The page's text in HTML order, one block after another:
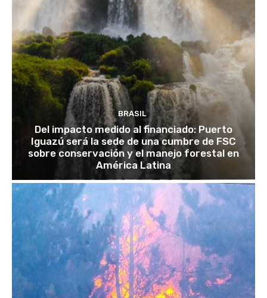
BRASIL
Del impacto medido al financiado: Puerto
Iguazú será la sede de una cumbre de FSC
sobre conservación y el manejo forestal en
América Latina